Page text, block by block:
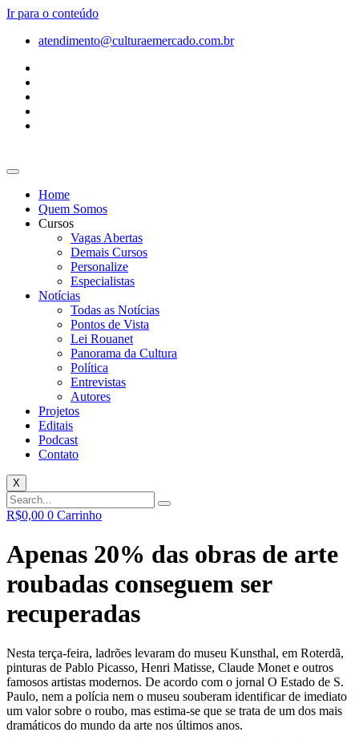
Ir para o conteúdo
atendimento@culturaemercado.com.br
Home
Quem Somos
Cursos
Vagas Abertas
Demais Cursos
Personalize
Especialistas
Notícias
Todas as Notícias
Pontos de Vista
Lei Rouanet
Panorama da Cultura
Política
Entrevistas
Autores
Projetos
Editais
Podcast
Contato
X
R$0,00 0 Carrinho
Apenas 20% das obras de arte
roubadas conseguem ser
recuperadas
Nesta terça-feira, ladrões levaram do museu Kunsthal, em Roterdã,
pinturas de Pablo Picasso, Henri Matisse, Claude Monet e outros
famosos artistas modernos. De acordo com o jornal O Estado de S.
Paulo, nem a polícia nem o museu souberam identificar de imediato
um valor sobre o roubo, mas estima-se que se trata de um dos mais
dramáticos do mundo da arte nos últimos anos.